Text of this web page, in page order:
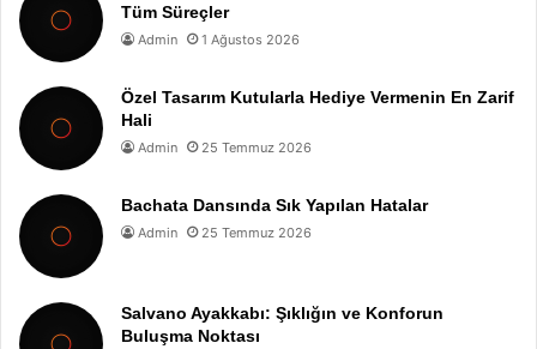
Tüm Süreçler
Admin 1 Ağustos 2026
Özel Tasarım Kutularla Hediye Vermenin En Zarif
Hali
Admin 25 Temmuz 2026
Bachata Dansında Sık Yapılan Hatalar
Admin 25 Temmuz 2026
Salvano Ayakkabı: Şıklığın ve Konforun
Buluşma Noktası